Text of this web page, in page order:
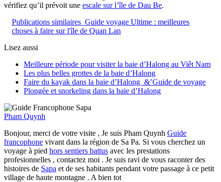
vérifiez qu’il prévoit une escale sur l’île de Dau Be.
Publications similaires Guide voyage Ultime : meilleures
choses à faire sur l'île de Quan Lan
Lisez aussi
Meilleure période pour visiter la baie d’Halong au Viêt Nam
Les plus belles grottes de la baie d’Halong
Faire du kayak dans la baie d’Halong &’Guide de voyage
Plongée et snorkeling dans la baie d’Halong
Pham Quynh
Bonjour, merci de votre visite , Je suis Pham Quynh Guide
francophone vivant dans la région de Sa Pa. Si vous cherchez un
voyage à pied hors sentiers battus avec les prestations
profesionnelles , contactez moi . Je suis ravi de vous raconter des
histoires de Sapa et de ses habitants pendant votre passage à ce petit
village de haute montagne . A bien tot